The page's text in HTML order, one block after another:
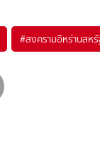
#สงครามอิหร่านสหรั